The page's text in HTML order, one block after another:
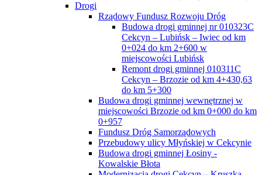
Drogi
Rządowy Fundusz Rozwoju Dróg
Budowa drogi gminnej nr 010323C
Cekcyn – Lubińsk – Iwiec od km
0+024 do km 2+600 w
miejscowości Lubińsk
Remont drogi gminnej 010311C
Cekcyn – Brzozie od km 4+430,63
do km 5+300
Budowa drogi gminnej wewnętrznej w
miejscowości Brzozie od km 0+000 do km
0+957
Fundusz Dróg Samorządowych
Przebudowy ulicy Młyńskiej w Cekcynie
Budowa drogi gminnej Łosiny -
Kowalskie Błota